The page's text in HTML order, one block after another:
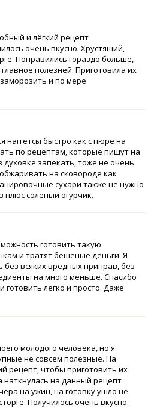
и лёгкий рецепт
очень вкусно. Хрустящий,
Понравились гораздо больше,
полезней. Приготовила их
и по мере
быстро как с пюре на
по рецептам, которые пишут на
запекать, тоже не очень
на сковороде как
сухари также не нужно
плюс соленый огурчик.
готовить такую
и тратят бешеные деньги. Я
без всяких вредных приправ, без
на много меньше. Спасибо
готовить легко и просто. Даже
молодого человека, но я
не совсем полезные. На
рецепт, чтобы приготовить их
наткнулась на данный рецепт
на ужин, на готовку ушло не
Получилось очень вкусно.